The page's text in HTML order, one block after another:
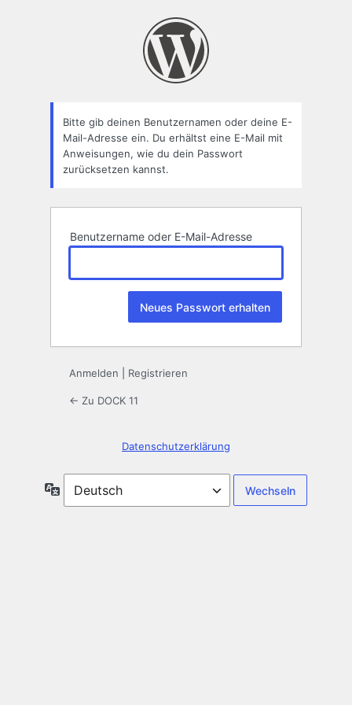
Bitte gib deinen Benutzernamen oder deine E-
Mail-Adresse ein. Du erhältst eine E-Mail mit
Anweisungen, wie du dein Passwort
zurücksetzen kannst.
Benutzername oder E-Mail-Adresse
Anmelden Registrieren
← Zu DOCK 11
Datenschutzerklärung
Sprache